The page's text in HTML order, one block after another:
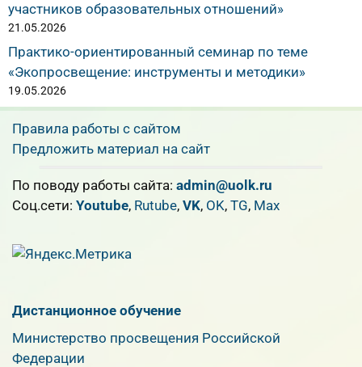
участников образовательных отношений»
21.05.2026
Практико-ориентированный семинар по теме
«Экопросвещение: инструменты и методики»
19.05.2026
Правила работы с сайтом
Предложить материал на сайт
По поводу работы сайта: admin@uolk.ru
Cоц.сети: Youtube, Rutube, VK, OK, TG, Max
Дистанционное обучение
Министерство просвещения Российской
Федерации